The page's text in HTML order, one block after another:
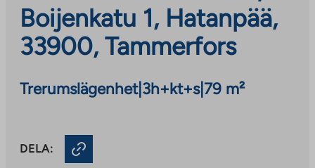
Boijenkatu 1, Hatanpää,
33900, Tammerfors
Trerumslägenhet| 3h+kt+s| 79 m²
DELA: